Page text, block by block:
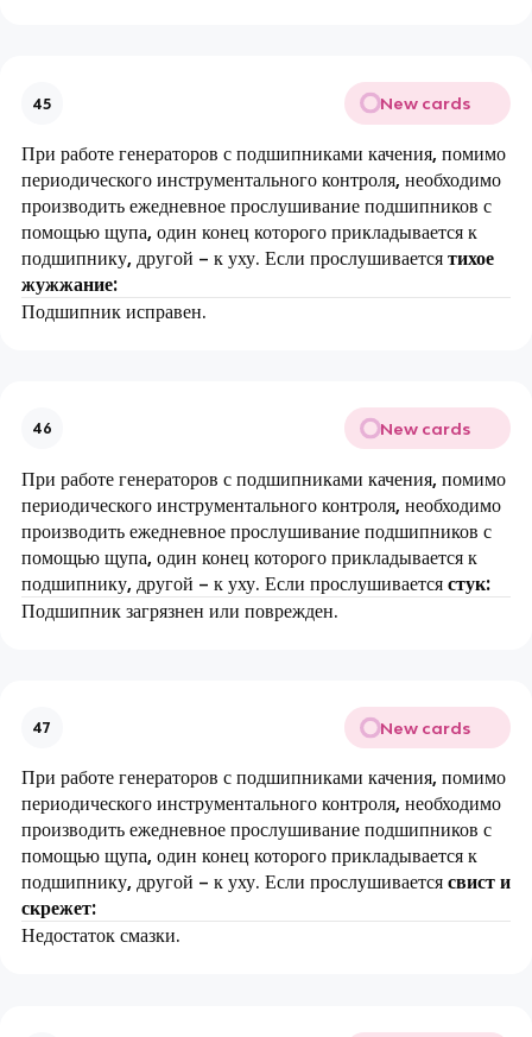
45 New cards
При работе генераторов с подшипниками качения, помимо
периодического инструментального контроля, необходимо
производить ежедневное прослушивание подшипников с
помощью щупа, один конец которого прикладывается к
подшипнику, другой – к уху. Если прослушивается тихое
жужжание:
Подшипник исправен.
46 New cards
При работе генераторов с подшипниками качения, помимо
периодического инструментального контроля, необходимо
производить ежедневное прослушивание подшипников с
помощью щупа, один конец которого прикладывается к
подшипнику, другой – к уху. Если прослушиваетсястук:
Подшипник загрязнен или поврежден.
47 New cards
При работе генераторов с подшипниками качения, помимо
периодического инструментального контроля, необходимо
производить ежедневное прослушивание подшипников с
помощью щупа, один конец которого прикладывается к
подшипнику, другой – к уху. Если прослушивается свист и
скрежет:
Недостаток смазки.